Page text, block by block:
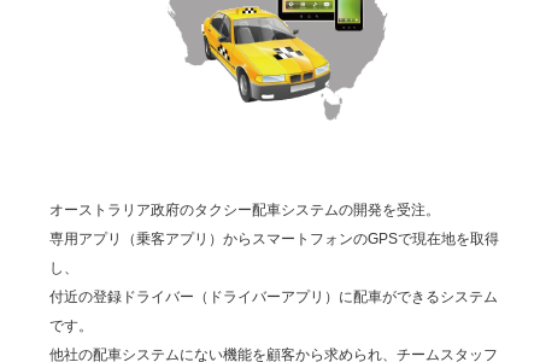
オーストラリア政府のタクシー配車システムの開発を受注。
専用アプリ（乗客アプリ）からスマートフォンのGPSで現在地を取得
し、
付近の登録ドライバー（ドライバーアプリ）に配車ができるシステム
です。
他社の配車システムにない機能を顧客から求められ、チームスタッフ